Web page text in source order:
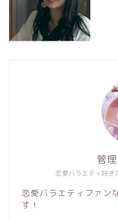
恋愛バラエティ好き
管
恋愛バラエティファン
す！